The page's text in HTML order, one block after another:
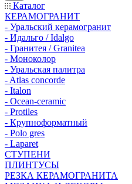
Каталог
КЕРАМОГРАНИТ
- Уральский керамогранит
- Идальго / Idalgo
- Гранитея / Granitea
- Моноколор
- Уральская палитра
- Atlas concorde
- Italon
- Ocean-ceramic
- Protiles
- Крупноформатный
- Polo gres
- Laparet
СТУПЕНИ
ПЛИНТУСЫ
РЕЗКА КЕРАМОГРАНИТА